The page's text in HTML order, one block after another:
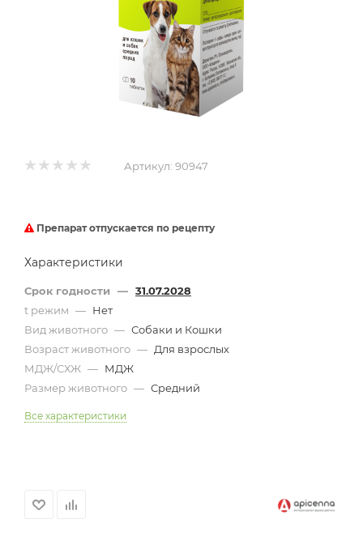
Артикул: 90947
Препарат отпускается по рецепту
Характеристики
Срок годности — 31.07.2028
t режим — Нет
Вид животного — Собаки и Кошки
Возраст животного — Для взрослых
МДЖ/СХЖ — МДЖ
Размер животного — Средний
Все характеристики